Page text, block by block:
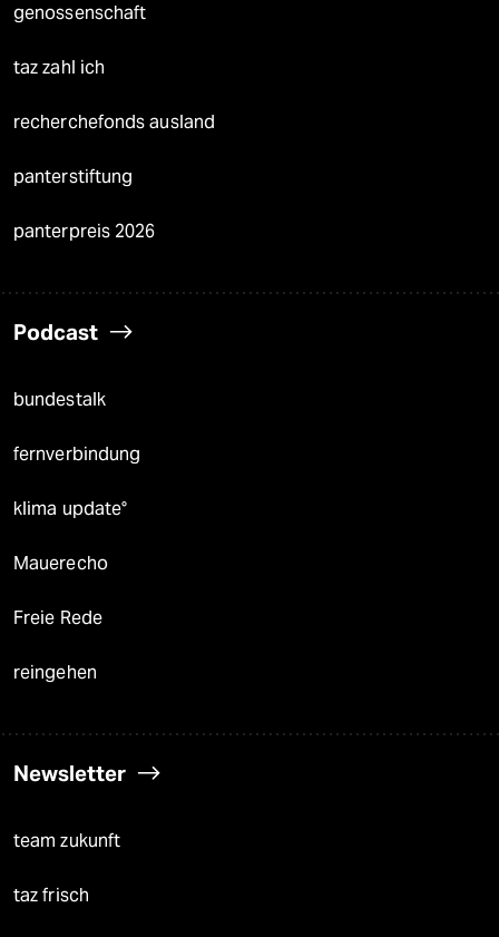
genossenschaft
taz zahl ich
recherchefonds ausland
panterstiftung
panterpreis 2026
Podcast
bundestalk
fernverbindung
klima update°
Mauerecho
Freie Rede
reingehen
Newsletter
team zukunft
taz frisch